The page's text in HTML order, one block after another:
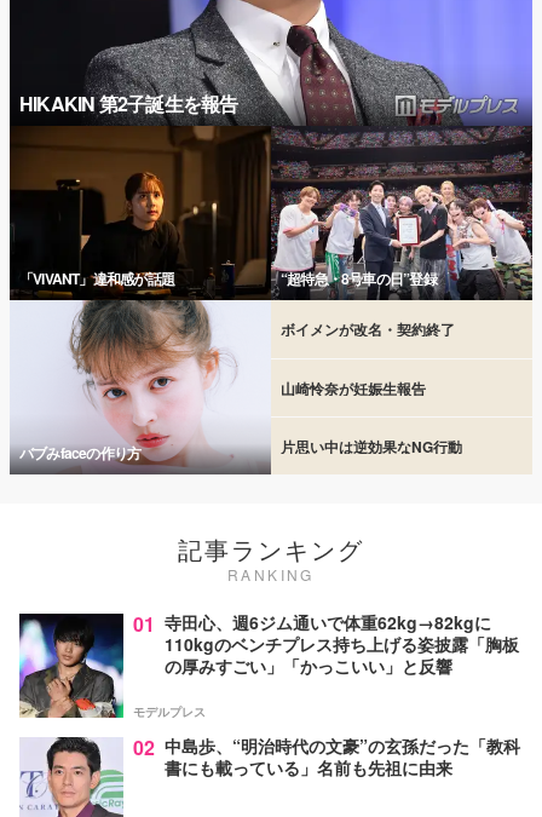
HIKAKIN 第2子誕生を報告
「VIVANT」違和感が話題 “超特急・8号車の日”登録
バブみfaceの作り方
ボイメンが改名・契約終了
山崎怜奈が妊娠生報告
片思い中は逆効果なNG行動
記事ランキング
RANKING
01 寺田心、週6ジム通いで体重62kg→82kgに
110kgのベンチプレス持ち上げる姿披露「胸板
の厚みすごい」「かっこいい」と反響
モデルプレス
02 中島歩、“明治時代の文豪”の玄孫だった「教科
書にも載っている」名前も先祖に由来